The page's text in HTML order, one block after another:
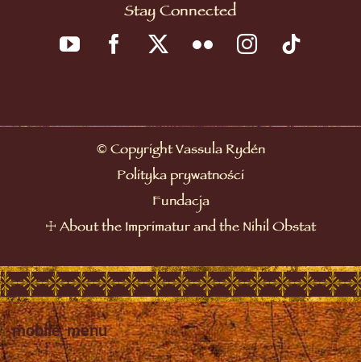
Stay Connected
©Copyright Vassula Rydén
Polityka prywatności
Fundacja
☩ About the Imprimatur and the Nihil Obstat
mobile_menu